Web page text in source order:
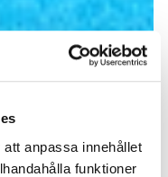
anpassa innehållet
funktioner